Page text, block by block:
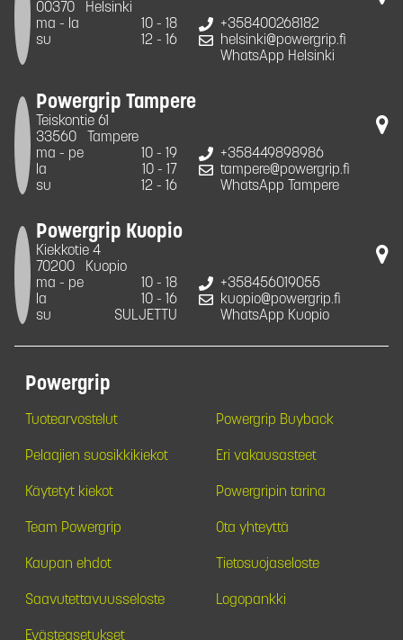
00370
Helsinki
ma - la
10 - 18
su
12 - 16
+358400268182
helsinki@powergrip.fi
WhatsApp Helsinki
Powergrip Tampere
Teiskontie 61
33560
Tampere
ma - pe
10 - 19
la
10 - 17
su
12 - 16
+358449898986
tampere@powergrip.fi
WhatsApp Tampere
Powergrip Kuopio
Kiekkotie 4
70200
Kuopio
ma - pe
10 - 18
la
10 - 16
su
SULJETTU
+358456019055
kuopio@powergrip.fi
WhatsApp Kuopio
Powergrip
Tuotearvostelut Powergrip Buyback
Pelaajien suosikkikiekot Eri vakausasteet
Käytetyt kiekot Powergripin tarina
Team Powergrip Ota yhteyttä
Kaupan ehdot Tietosuojaseloste
Saavutettavuusseloste Logopankki
Evästeasetukset